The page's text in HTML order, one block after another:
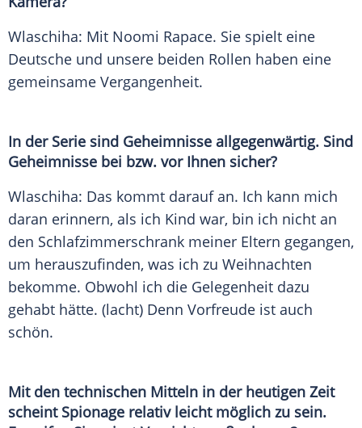
Wlaschiha: Mit Noomi Rapace. Sie spielt eine
Deutsche und unsere beiden Rollen haben eine
gemeinsame Vergangenheit.
In der Serie sind Geheimnisse allgegenwärtig. Sind
Geheimnisse bei bzw. vor Ihnen sicher?
Wlaschiha: Das kommt darauf an. Ich kann mich
daran erinnern, als ich Kind war, bin ich nicht an
den Schlafzimmerschrank meiner Eltern gegangen,
um herauszufinden, was ich zu Weihnachten
bekomme. Obwohl ich die Gelegenheit dazu
gehabt hätte. (lacht) Denn Vorfreude ist auch
schön.
Mit den technischen Mitteln in der heutigen Zeit
scheint Spionage relativ leicht möglich zu sein.